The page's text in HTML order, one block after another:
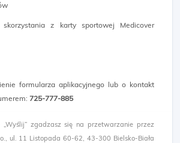
skorzystania z karty sportowej Medicover
formularza aplikacyjnego lub o kontakt
725-777-885​
zgadzasz się na przetwarzanie przez
ul. 11 Listopada 60-62, 43-300 Bielsko-Biała